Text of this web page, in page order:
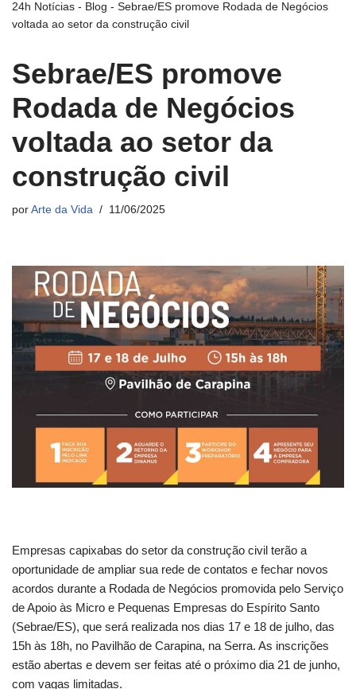
24h Notícias - Blog - Sebrae/ES promove Rodada de Negócios
voltada ao setor da construção civil
Sebrae/ES promove
Rodada de Negócios
voltada ao setor da
construção civil
por Arte da Vida 11/06/2025
Empresas capixabas do setor da construção civil terão a
oportunidade de ampliar sua rede de contatos e fechar novos
acordos durante a Rodada de Negócios promovida pelo Serviço
de Apoio às Micro e Pequenas Empresas do Espírito Santo
(Sebrae/ES), que será realizada nos dias 17 e 18 de julho, das
15h às 18h, no Pavilhão de Carapina, na Serra. As inscrições
estão abertas e devem ser feitas até o próximo dia 21 de junho,
com vagas limitadas.